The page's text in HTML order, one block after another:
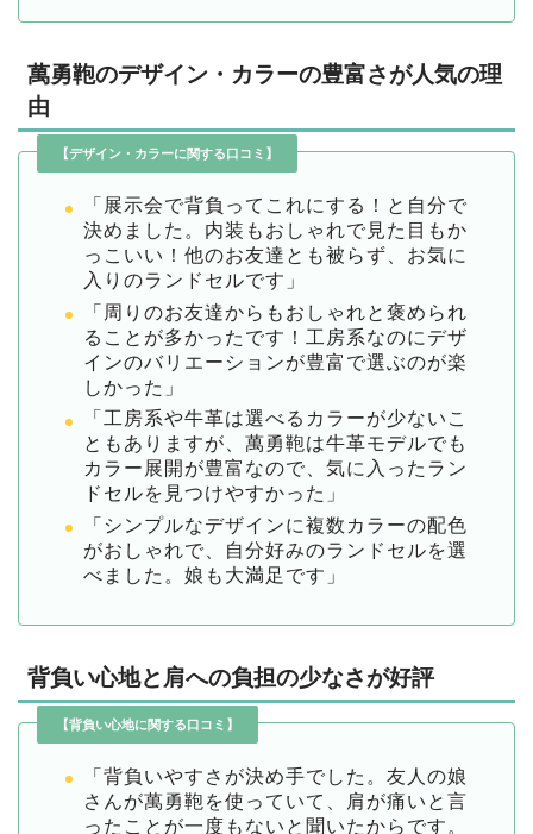
萬勇鞄のデザイン・カラーの豊富さが人気の理
由
【デザイン・カラーに関する口コミ】
「展示会で背負ってこれにする！と自分で
決めました。内装もおしゃれで見た目もか
っこいい！他のお友達とも被らず、お気に
入りのランドセルです」
「周りのお友達からもおしゃれと褒められ
ることが多かったです！工房系なのにデザ
インのバリエーションが豊富で選ぶのが楽
しかった」
「工房系や牛革は選べるカラーが少ないこ
ともありますが、萬勇鞄は牛革モデルでも
カラー展開が豊富なので、気に入ったラン
ドセルを見つけやすかった」
「シンプルなデザインに複数カラーの配色
がおしゃれで、自分好みのランドセルを選
べました。娘も大満足です」
背負い心地と肩への負担の少なさが好評
【背負い心地に関する口コミ】
「背負いやすさが決め手でした。友人の娘
さんが萬勇鞄を使っていて、肩が痛いと言
ったことが一度もないと聞いたからです。